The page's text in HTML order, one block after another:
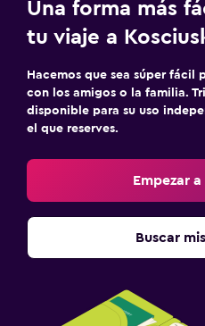
Una forma más
tu viaje a
Hacemos que sea súper fácil
con los amigos o la familia.
disponible para su uso
el que reserves.
Empezar a
Buscar